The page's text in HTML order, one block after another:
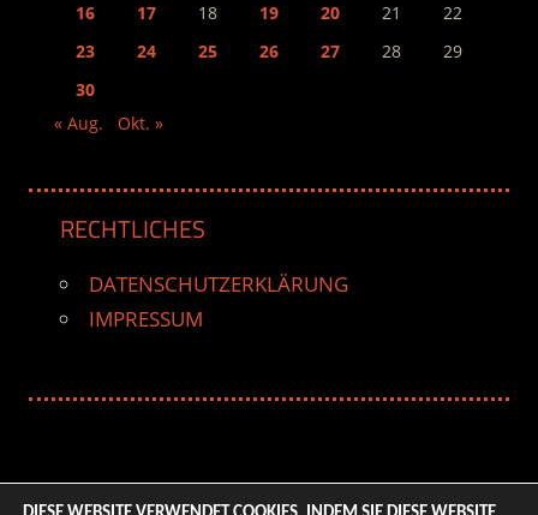
16
17 18 19 20 21
22
23
24 25 26 27 28
29
30
« Aug.
Okt. »
RECHTLICHES
DATENSCHUTZERKLÄRUNG
IMPRESSUM